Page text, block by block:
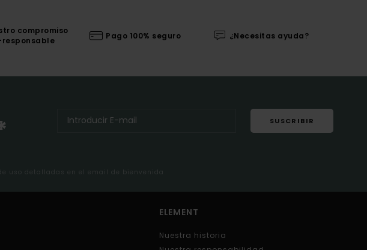
compromiso
responsable
Pago 100% seguro ¿Necesitas ayuda?
SUSCRIBIR
uso detalladas en el email de bienvenida
ELEMENT
Nuestra historia